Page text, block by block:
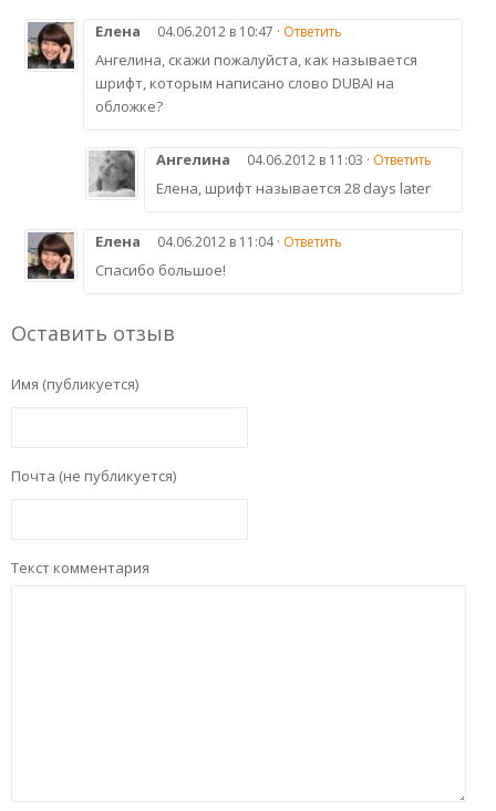
Елена 04.06.2012 в 10:47 · Ответить
Ангелина, скажи пожалуйста, как называется
шрифт, которым написано слово DUBAI на
обложке?
Ангелина 04.06.2012 в 11:03 · Ответить
Елена, шрифт называется 28 days later
Елена 04.06.2012 в 11:04 · Ответить
Спасибо большое!
Оставить отзыв
Имя (публикуется)
Почта (не публикуется)
Текст комментария